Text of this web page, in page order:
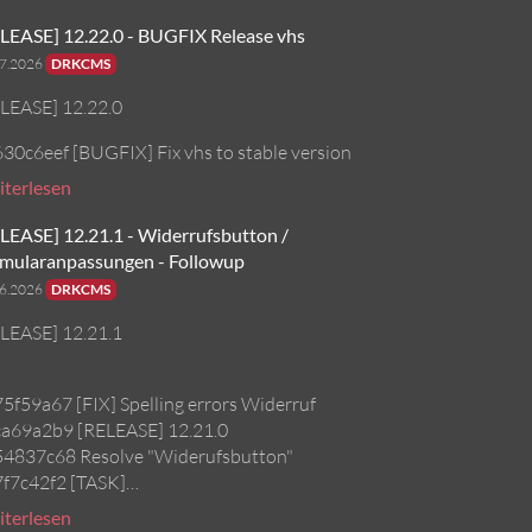
12.22.0 - BUGFIX Release vhs
DRKCMS
12.22.0
[BUGFIX] Fix vhs to stable version
12.21.1 - Widerrufsbutton /
- Followup
DRKCMS
12.21.1
[FIX] Spelling errors Widerruf
[RELEASE] 12.21.0
Resolve "Widerufsbutton"
[TASK]…